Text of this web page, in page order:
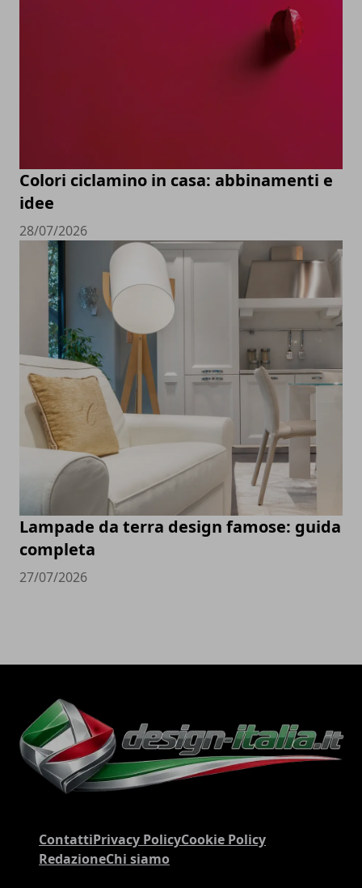
Colori ciclamino in casa: abbinamenti e
idee
28/07/2026
Lampade da terra design famose: guida
completa
27/07/2026
ContattiPrivacy PolicyCookie Policy
RedazioneChi siamo